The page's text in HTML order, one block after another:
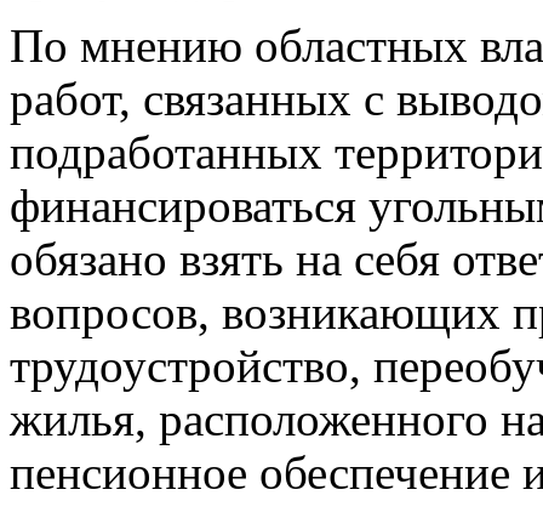
По мнению областных
работ, связанных с
подработанных
финансироваться
обязано взять на себя
вопросов, возникающих
трудоустройство,
жилья, расположенного
пенсионное обеспечение